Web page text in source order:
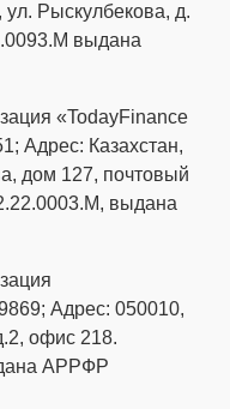
Рыскулбекова, д.
выдана
«TodayFinance
Адрес: Казахстан,
дом 127, почтовый
выдана
Адрес: 050010,
офис 218.
АРРФР